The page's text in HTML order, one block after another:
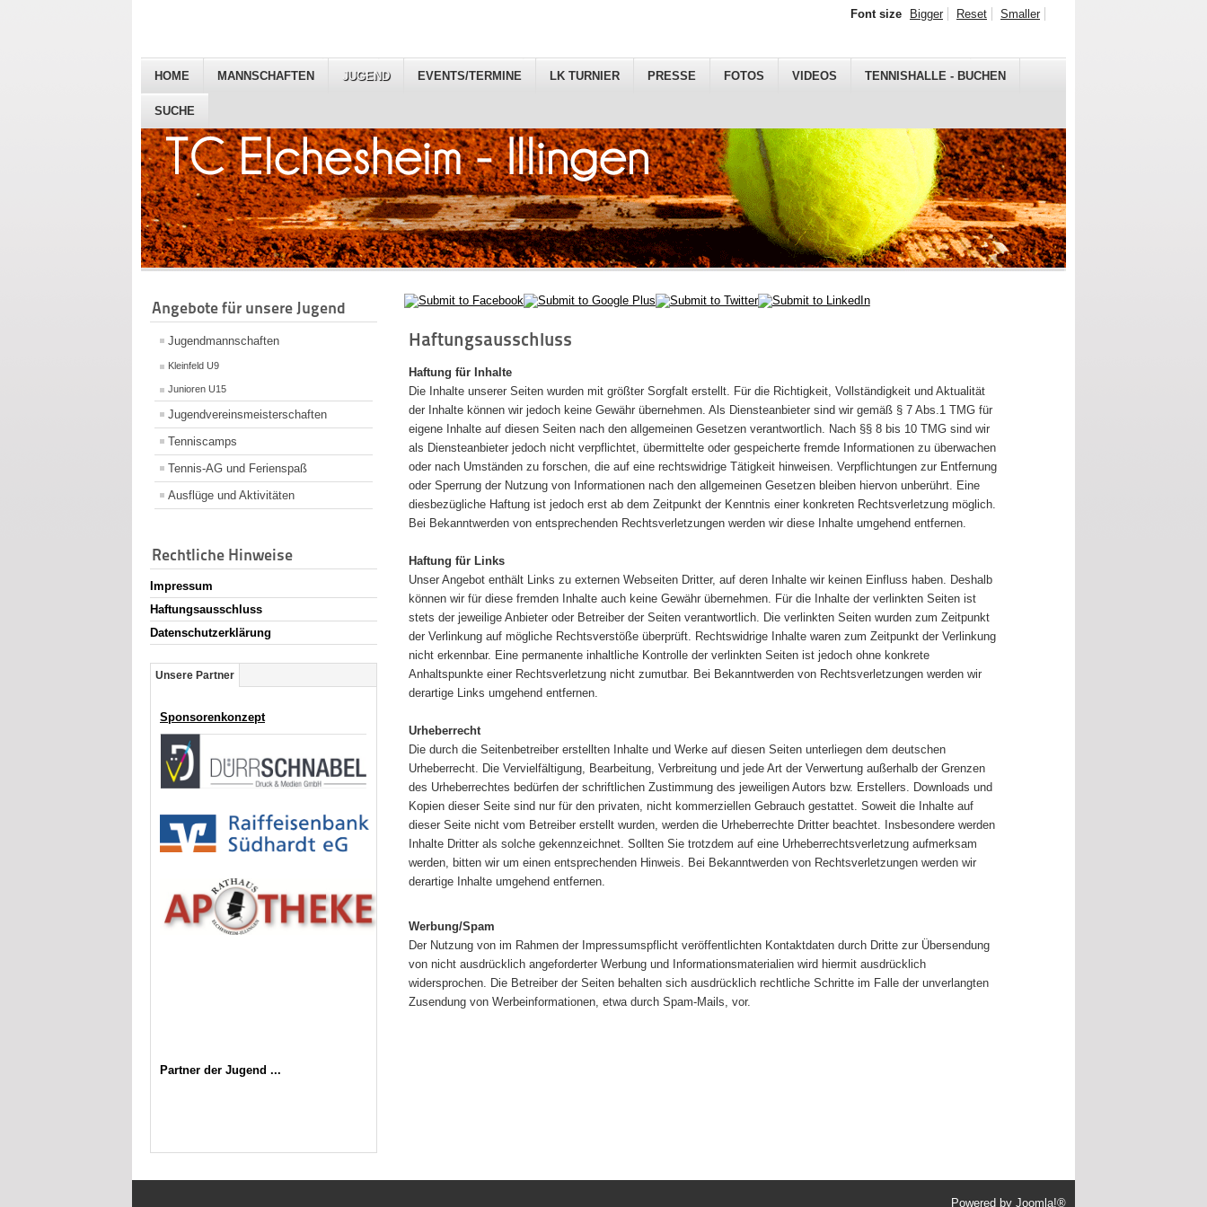
HOME MANNSCHAFTEN JUGEND EVENTS/TERMINE LK TURNIER PRESSE FOTOS VIDEOS TENNISHALLE - BUCHEN
SUCHE
Font size Bigger Reset Smaller
Angebote für unsere Jugend
Jugendmannschaften
Kleinfeld U9
Junioren U15
Jugendvereinsmeisterschaften
Tenniscamps
Tennis-AG und Ferienspaß
Ausflüge und Aktivitäten
Rechtliche Hinweise
Impressum
Haftungsausschluss
Datenschutzerklärung
Unsere Partner
Sponsorenkonzept
Partner der Jugend ...
Haftungsausschluss
Haftung für Inhalte
Die Inhalte unserer Seiten wurden mit größter Sorgfalt erstellt. Für die Richtigkeit, Vollständigkeit und Aktualität
der Inhalte können wir jedoch keine Gewähr übernehmen. Als Diensteanbieter sind wir gemäß § 7 Abs.1 TMG für
eigene Inhalte auf diesen Seiten nach den allgemeinen Gesetzen verantwortlich. Nach §§ 8 bis 10 TMG sind wir
als Diensteanbieter jedoch nicht verpflichtet, übermittelte oder gespeicherte fremde Informationen zu überwachen
oder nach Umständen zu forschen, die auf eine rechtswidrige Tätigkeit hinweisen. Verpflichtungen zur Entfernung
oder Sperrung der Nutzung von Informationen nach den allgemeinen Gesetzen bleiben hiervon unberührt. Eine
diesbezügliche Haftung ist jedoch erst ab dem Zeitpunkt der Kenntnis einer konkreten Rechtsverletzung möglich.
Bei Bekanntwerden von entsprechenden Rechtsverletzungen werden wir diese Inhalte umgehend entfernen.
Haftung für Links
Unser Angebot enthält Links zu externen Webseiten Dritter, auf deren Inhalte wir keinen Einfluss haben. Deshalb
können wir für diese fremden Inhalte auch keine Gewähr übernehmen. Für die Inhalte der verlinkten Seiten ist
stets der jeweilige Anbieter oder Betreiber der Seiten verantwortlich. Die verlinkten Seiten wurden zum Zeitpunkt
der Verlinkung auf mögliche Rechtsverstöße überprüft. Rechtswidrige Inhalte waren zum Zeitpunkt der Verlinkung
nicht erkennbar. Eine permanente inhaltliche Kontrolle der verlinkten Seiten ist jedoch ohne konkrete
Anhaltspunkte einer Rechtsverletzung nicht zumutbar. Bei Bekanntwerden von Rechtsverletzungen werden wir
derartige Links umgehend entfernen.
Urheberrecht
Die durch die Seitenbetreiber erstellten Inhalte und Werke auf diesen Seiten unterliegen dem deutschen
Urheberrecht. Die Vervielfältigung, Bearbeitung, Verbreitung und jede Art der Verwertung außerhalb der Grenzen
des Urheberrechtes bedürfen der schriftlichen Zustimmung des jeweiligen Autors bzw. Erstellers. Downloads und
Kopien dieser Seite sind nur für den privaten, nicht kommerziellen Gebrauch gestattet. Soweit die Inhalte auf
dieser Seite nicht vom Betreiber erstellt wurden, werden die Urheberrechte Dritter beachtet. Insbesondere werden
Inhalte Dritter als solche gekennzeichnet. Sollten Sie trotzdem auf eine Urheberrechtsverletzung aufmerksam
werden, bitten wir um einen entsprechenden Hinweis. Bei Bekanntwerden von Rechtsverletzungen werden wir
derartige Inhalte umgehend entfernen.
Werbung/Spam
Der Nutzung von im Rahmen der Impressumspflicht veröffentlichten Kontaktdaten durch Dritte zur Übersendung
von nicht ausdrücklich angeforderter Werbung und Informationsmaterialien wird hiermit ausdrücklich
widersprochen. Die Betreiber der Seiten behalten sich ausdrücklich rechtliche Schritte im Falle der unverlangten
Zusendung von Werbeinformationen, etwa durch Spam-Mails, vor.
Powered by Joomla!®